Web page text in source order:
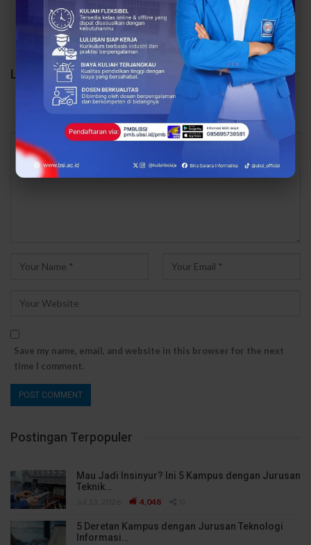
NEXT
LEAVE A REPLY
Your email address will not be published.
Save my name, email, and website in this browser for the next
time I comment.
Postingan Terpopuler
Mau Jadi Insinyur? Ini 5 Kampus dengan Jurusan
Teknik…
4,048
5 Deretan Kampus dengan Jurusan Teknologi
Informasi…